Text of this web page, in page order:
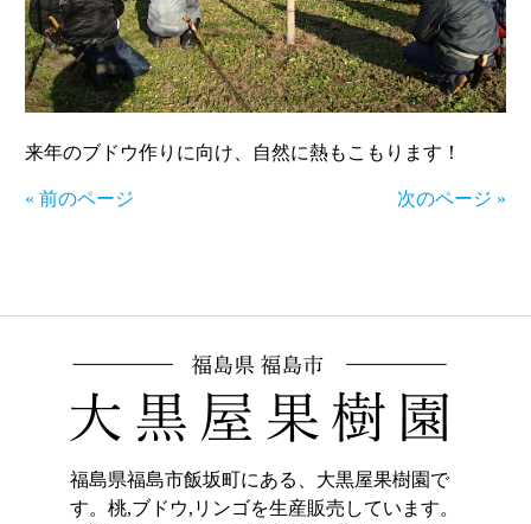
来年のブドウ作りに向け、自然に熱もこもります！
« 前のページ 次のページ »
福島県福島市飯坂町にある、大黒屋果樹園で
す。桃,ブドウ,リンゴを生産販売しています。